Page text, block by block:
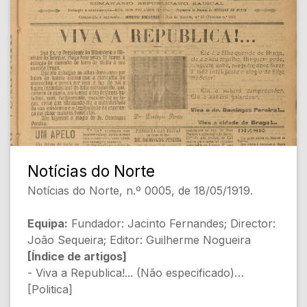
- A Canalha... (Alvaro Eduardo d'Azevedo)
[Política]
- Divagando (João do Norte) [Humor]
- O Sr. Afonso Costa e a conferencia da Paz
(Não especificado) [Política Internacional]
- Um caso sério (Não especificado) [Justiça]
- Grandeza d'Alma (J. Santamarina)
[Sociedade]
- A Lei do Inquilinato (Não especificado)
[Legislação]
[Conteúdo Gerado por Inteligência Artificial,
Notícias do Norte
Notícias do Norte, n.º 0005, de 18/05/1919.
Equipa: Fundador: Jacinto Fernandes; Director:
João Sequeira; Editor: Guilherme Nogueira
[Índice de artigos]
- Viva a Republica!... (Não especificado)
[Politica]